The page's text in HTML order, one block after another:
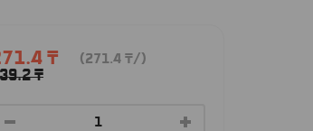
₸
₸
(271.4 ₸/)